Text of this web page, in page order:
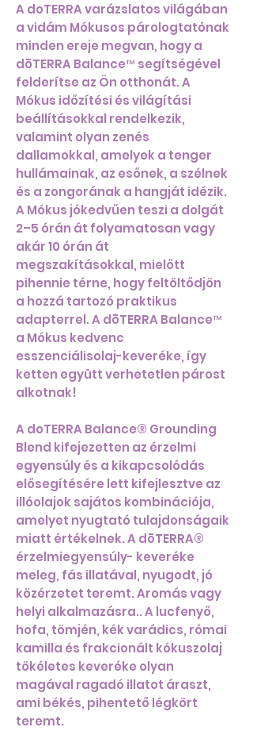
A doTERRA varázslatos világában
a vidám Mókusos párologtatónak
minden ereje megvan, hogy a
dōTERRA Balance™ segítségével
felderítse az Ön otthonát. A
Mókus időzítési és világítási
beállításokkal rendelkezik,
valamint olyan zenés
dallamokkal, amelyek a tenger
hullámainak, az esőnek, a szélnek
és a zongorának a hangját idézik.
A Mókus jókedvűen teszi a dolgát
2–5 órán át folyamatosan vagy
akár 10 órán át
megszakításokkal, mielőtt
pihennie térne, hogy feltöltődjön
a hozzá tartozó praktikus
adapterrel. A dōTERRA Balance™
a Mókus kedvenc
esszenciálisolaj-keveréke, így
ketten együtt verhetetlen párost
alkotnak!
A doTERRA Balance® Grounding
Blend kifejezetten az érzelmi
egyensúly és a kikapcsolódás
elősegítésére lett kifejlesztve az
illóolajok sajátos kombinációja,
amelyet nyugtató tulajdonságaik
miatt értékelnek. A dōTERRA®
érzelmiegyensúly- keveréke
meleg, fás illatával, nyugodt, jó
közérzetet teremt. Aromás vagy
helyi alkalmazásra.. A lucfenyő,
hofa, tömjén, kék varádics, római
kamilla és frakcionált kókuszolaj
tökéletes keveréke olyan
magával ragadó illatot áraszt,
ami békés, pihentető légkört
teremt.